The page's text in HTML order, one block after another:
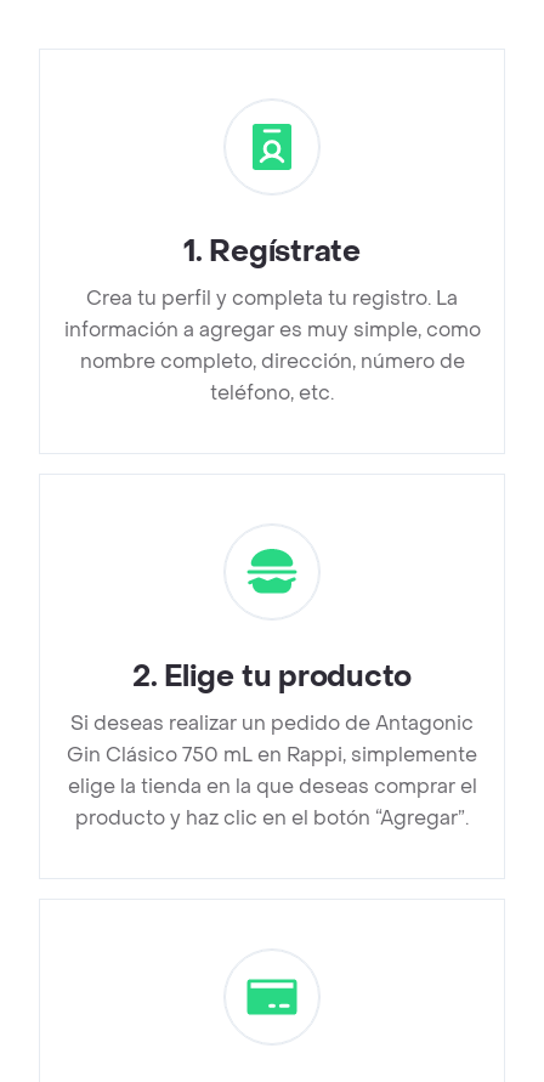
1. Regístrate
Crea tu perfil y completa tu registro. La
información a agregar es muy simple, como
nombre completo, dirección, número de
teléfono, etc.
2. Elige tu producto
Si deseas realizar un pedido de Antagonic
Gin Clásico 750 mL en Rappi, simplemente
elige la tienda en la que deseas comprar el
producto y haz clic en el botón “Agregar”.